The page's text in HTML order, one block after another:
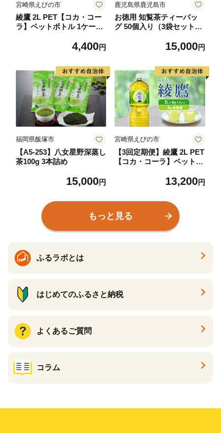
宮崎県えびの市
綾鷹 2L PET【コカ・コー
ラ】ペットボトル 1ケース
4,400円
鹿児島県鹿児島市
お徳用 知覧茶ティーバッ
グ 50個入り（3袋セット）
15,000円
福岡県飯塚市
【A5-253】八女星野深蒸し
茶100g 3本詰め
15,000円
宮崎県えびの市
【3回定期便】綾鷹 2L PET
【コカ・コーラ】ペットボ
回(18本)セット お茶 緑茶
13,200円
もっと見る
ふるラボとは
はじめてのふるさと納税
よくあるご質問
コラム